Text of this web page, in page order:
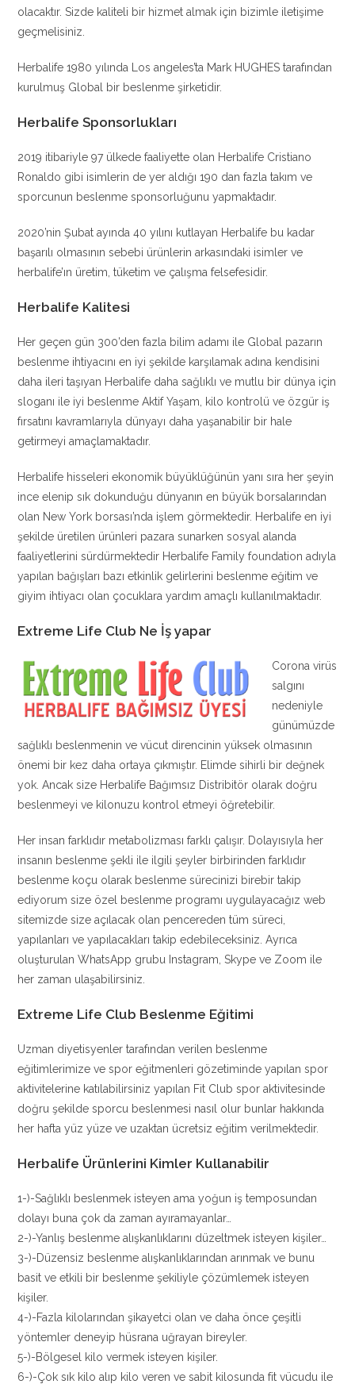
olacaktır. Sizde kaliteli bir hizmet almak için bizimle iletişime
geçmelisiniz.
Herbalife 1980 yılında Los angeles’ta Mark HUGHES tarafından
kurulmuş Global bir beslenme şirketidir.
Herbalife Sponsorlukları
2019 itibariyle 97 ülkede faaliyette olan Herbalife Cristiano
Ronaldo gibi isimlerin de yer aldığı 190 dan fazla takım ve
sporcunun beslenme sponsorluğunu yapmaktadır.
2020’nin Şubat ayında 40 yılını kutlayan Herbalife bu kadar
başarılı olmasının sebebi ürünlerin arkasındaki isimler ve
herbalife’ın üretim, tüketim ve çalışma felsefesidir.
Herbalife Kalitesi
Her geçen gün 300’den fazla bilim adamı ile Global pazarın
beslenme ihtiyacını en iyi şekilde karşılamak adına kendisini
daha ileri taşıyan Herbalife daha sağlıklı ve mutlu bir dünya için
sloganı ile iyi beslenme Aktif Yaşam, kilo kontrolü ve özgür iş
fırsatını kavramlarıyla dünyayı daha yaşanabilir bir hale
getirmeyi amaçlamaktadır.
Herbalife hisseleri ekonomik büyüklüğünün yanı sıra her şeyin
ince elenip sık dokunduğu dünyanın en büyük borsalarından
olan New York borsası’nda işlem görmektedir. Herbalife en iyi
şekilde üretilen ürünleri pazara sunarken sosyal alanda
faaliyetlerini sürdürmektedir Herbalife Family foundation adıyla
yapılan bağışları bazı etkinlik gelirlerini beslenme eğitim ve
giyim ihtiyacı olan çocuklara yardım amaçlı kullanılmaktadır.
Extreme Life Club Ne İş yapar
Corona virüs
salgını
nedeniyle
günümüzde
sağlıklı beslenmenin ve vücut direncinin yüksek olmasının
önemi bir kez daha ortaya çıkmıştır. Elimde sihirli bir değnek
yok. Ancak size Herbalife Bağımsız Distribitör olarak doğru
beslenmeyi ve kilonuzu kontrol etmeyi öğretebilir.
Her insan farklıdır metabolizması farklı çalışır. Dolayısıyla her
insanın beslenme şekli ile ilgili şeyler birbirinden farklıdır
beslenme koçu olarak beslenme sürecinizi birebir takip
ediyorum size özel beslenme programı uygulayacağız web
sitemizde size açılacak olan pencereden tüm süreci,
yapılanları ve yapılacakları takip edebileceksiniz. Ayrıca
oluşturulan WhatsApp grubu Instagram, Skype ve Zoom ile
her zaman ulaşabilirsiniz.
Extreme Life Club Beslenme Eğitimi
Uzman diyetisyenler tarafından verilen beslenme
eğitimlerimize ve spor eğitmenleri gözetiminde yapılan spor
aktivitelerine katılabilirsiniz yapılan Fit Club spor aktivitesinde
doğru şekilde sporcu beslenmesi nasıl olur bunlar hakkında
her hafta yüz yüze ve uzaktan ücretsiz eğitim verilmektedir.
Herbalife Ürünlerini Kimler Kullanabilir
1-)-Sağlıklı beslenmek isteyen ama yoğun iş temposundan
dolayı buna çok da zaman ayıramayanlar…
2-)-Yanlış beslenme alışkanlıklarını düzeltmek isteyen kişiler…
3-)-Düzensiz beslenme alışkanlıklarından arınmak ve bunu
basit ve etkili bir beslenme şekiliyle çözümlemek isteyen
kişiler.
4-)-Fazla kilolarından şikayetci olan ve daha önce çeşitli
yöntemler deneyip hüsrana uğrayan bireyler.
5-)-Bölgesel kilo vermek isteyen kişiler.
6-)-Çok sık kilo alıp kilo veren ve sabit kilosunda fit vücudu ile